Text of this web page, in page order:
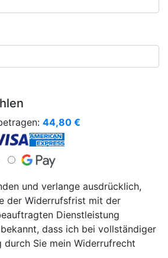
44,80 €
und verlange ausdrücklich,
der Widerrufsfrist mit der
Dienstleistung
dass ich bei vollständiger
Sie mein Widerrufrecht